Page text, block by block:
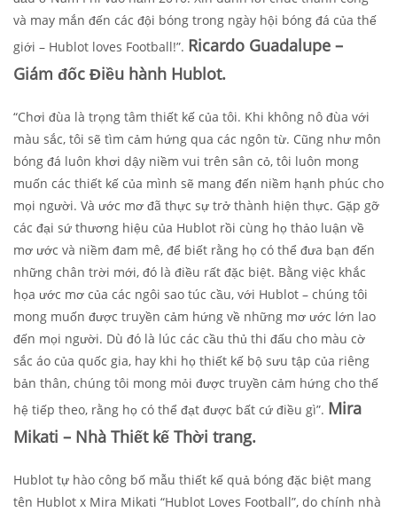
và may mắn đến các đội bóng trong ngày hội bóng đá của thế
giới – Hublot loves Football!”. Ricardo Guadalupe –
Giám đốc Điều hành Hublot.
“Chơi đùa là trọng tâm thiết kế của tôi. Khi không nô đùa với
màu sắc, tôi sẽ tìm cảm hứng qua các ngôn từ. Cũng như môn
bóng đá luôn khơi dậy niềm vui trên sân cỏ, tôi luôn mong
muốn các thiết kế của mình sẽ mang đến niềm hạnh phúc cho
mọi người. Và ước mơ đã thực sự trở thành hiện thực. Gặp gỡ
các đại sứ thương hiệu của Hublot rồi cùng họ thảo luận về
mơ ước và niềm đam mê, để biết rằng họ có thể đưa bạn đến
những chân trời mới, đó là điều rất đặc biệt. Bằng việc khắc
họa ước mơ của các ngôi sao túc cầu, với Hublot – chúng tôi
mong muốn được truyền cảm hứng về những mơ ước lớn lao
đến mọi người. Dù đó là lúc các cầu thủ thi đấu cho màu cờ
sắc áo của quốc gia, hay khi họ thiết kế bộ sưu tập của riêng
bản thân, chúng tôi mong mỏi được truyền cảm hứng cho thế
hệ tiếp theo, rằng họ có thể đạt được bất cứ điều gì”. Mira
Mikati – Nhà Thiết kế Thời trang.
Hublot tự hào công bố mẫu thiết kế quả bóng đặc biệt mang
tên Hublot x Mira Mikati “Hublot Loves Football”, do chính nhà